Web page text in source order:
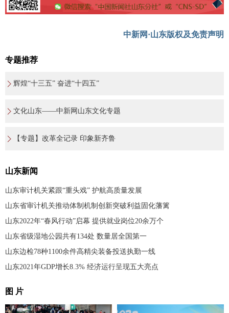
中新网·山东版权及免责声明
专题推荐
辉煌“十三五” 奋进“十四五”
文化山东——中新网山东文化专题
【专题】改革全记录 印象新齐鲁
山东新闻
山东审计机关紧跟“重头戏” 护航高质量发展
山东省审计机关推动体制机制创新突破利益固化藩篱
山东2022年“春风行动”启幕 提供就业岗位20余万个
山东省级湿地公园共有134处 数量居全国第一
山东边检78种1100余件高精尖装备投送执勤一线
山东2021年GDP增长8.3% 经济运行呈现五大亮点
图 片